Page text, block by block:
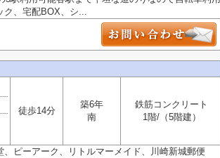
ク、宅配BOX、シ...
徒歩14分
築6年
南
鉄筋コンクリート
1階/（5階建）
ピーアーク、リトルマーメイド、川崎新城郵便